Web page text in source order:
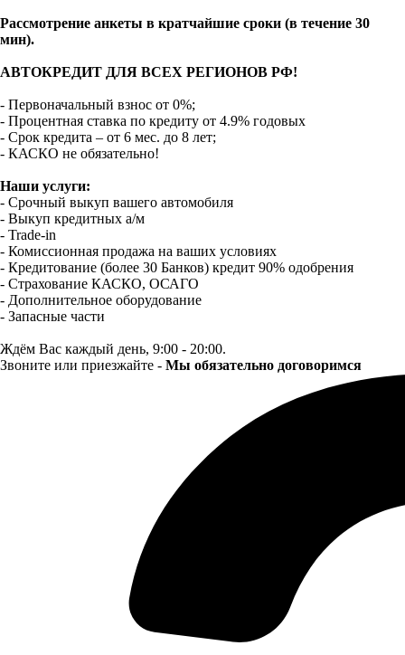
Рассмотрение анкеты в кратчайшие сроки (в течение 30
мин).
АВТОКРЕДИТ ДЛЯ ВСЕХ РЕГИОНОВ РФ!
- Первоначальный взнос от 0%;
- Процентная ставка по кредиту от 4.9% годовых
- Срок кредита – от 6 мес. до 8 лет;
- КАСКО не обязательно!
Наши услуги:
- Срочный выкуп вашего автомобиля
- Выкуп кредитных а/м
- Trade-in
- Комиссионная продажа на ваших условиях
- Кредитование (более 30 Банков) кредит 90% одобрения
- Страхование КАСКО, ОСАГО
- Дополнительное оборудование
- Запасные части
Ждём Вас каждый день, 9:00 - 20:00.
Звоните или приезжайте - Мы обязательно договоримся